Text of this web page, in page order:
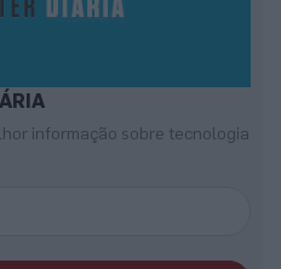
informação sobre tecnologia